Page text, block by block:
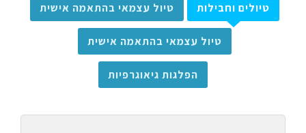
טיולים וחבילות טיול עצמאי בהתאמה אישית
טיול עצמאי בהתאמה אישית
הפלגות גיאוגרפיות